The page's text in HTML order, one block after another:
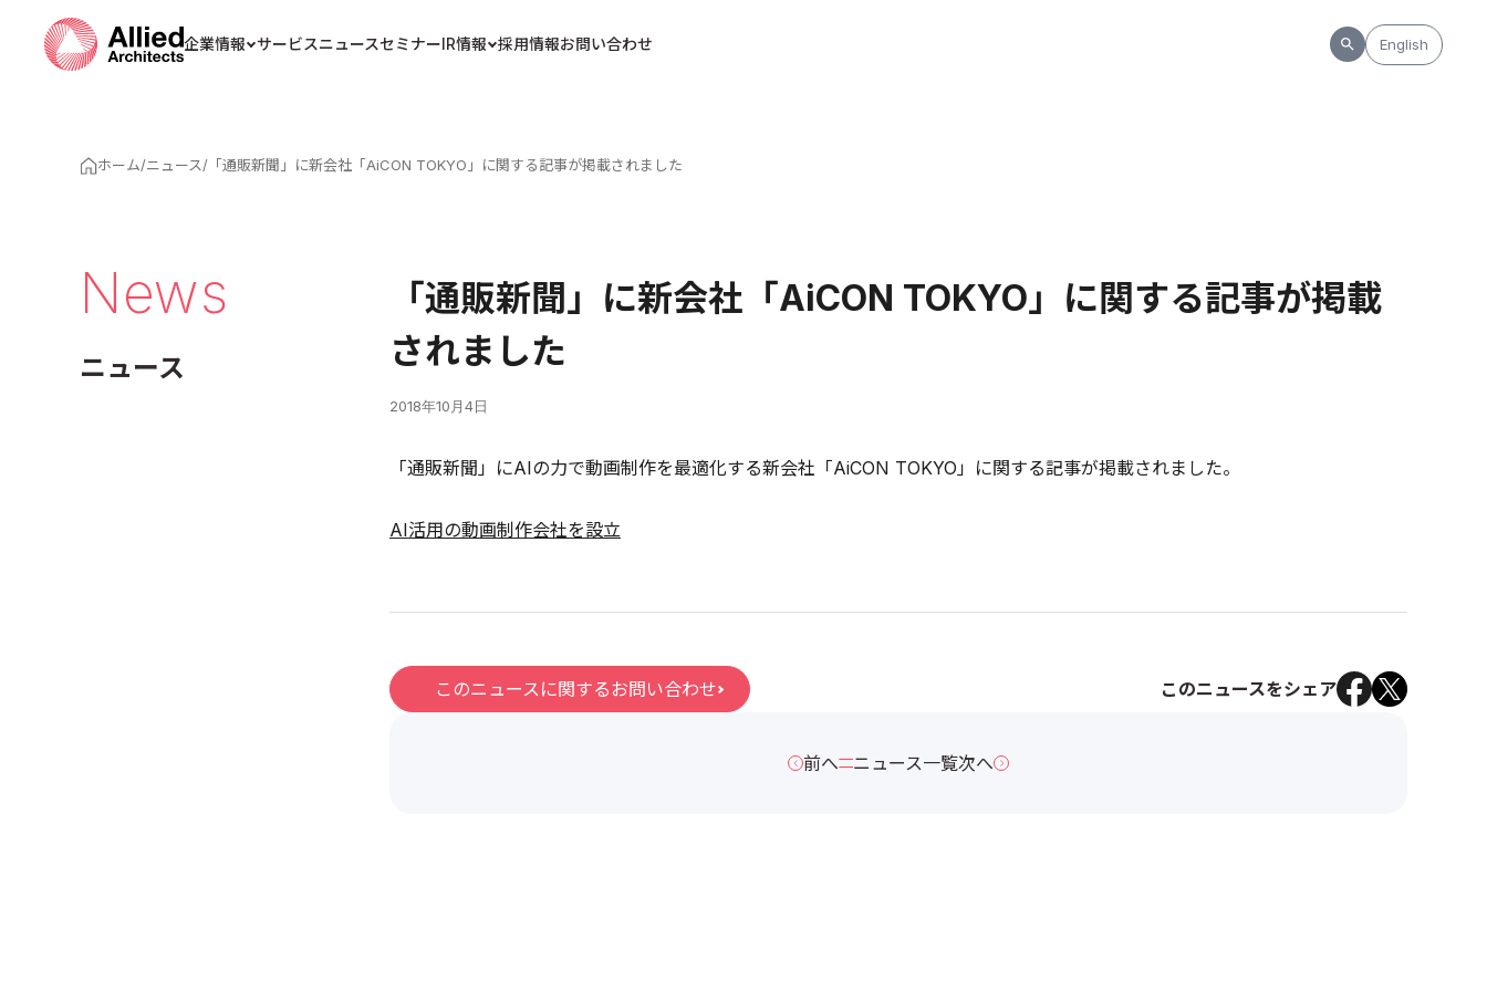
企業情報 サービスニュースセミナーIR情報 採用情報お問い合わせ English
ホーム/ニュース/ 「通販新聞」に新会社「AiCON TOKYO」に関する記事が掲載されました
News
ニュース
「通販新聞」に新会社「AiCON TOKYO」に関する記事が掲載
されました
2018年10月4日
「通販新聞」にAIの力で動画制作を最適化する新会社「AiCON TOKYO」に関する記事が掲載されました。
AI活用の動画制作会社を設立
このニュースに関するお問い合わせ このニュースをシェア
前へ ニュース一覧次へ